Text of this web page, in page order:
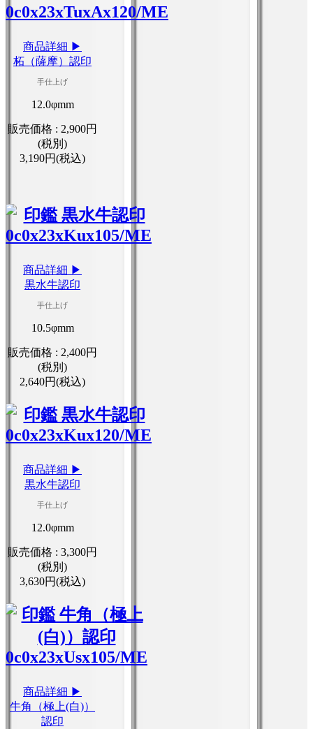
商品詳細 ▶
柘（薩摩）認印
手仕上げ
12.0φmm
販売価格 : 2,900円
(税別)
3,190円(税込)
商品詳細 ▶
黒水牛認印
手仕上げ
10.5φmm
販売価格 : 2,400円
(税別)
2,640円(税込)
商品詳細 ▶
黒水牛認印
手仕上げ
12.0φmm
販売価格 :3,300円
(税別)
3,630円(税込)
商品詳細 ▶
牛角（極上(白)）
認印